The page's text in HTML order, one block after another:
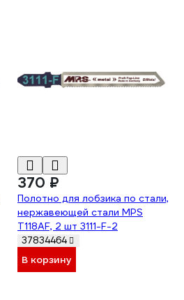
370 ₽
Полотно для лобзика по стали,
нержавеющей стали MPS
T118AF, 2 шт 3111-F-2
37834464
В корзину